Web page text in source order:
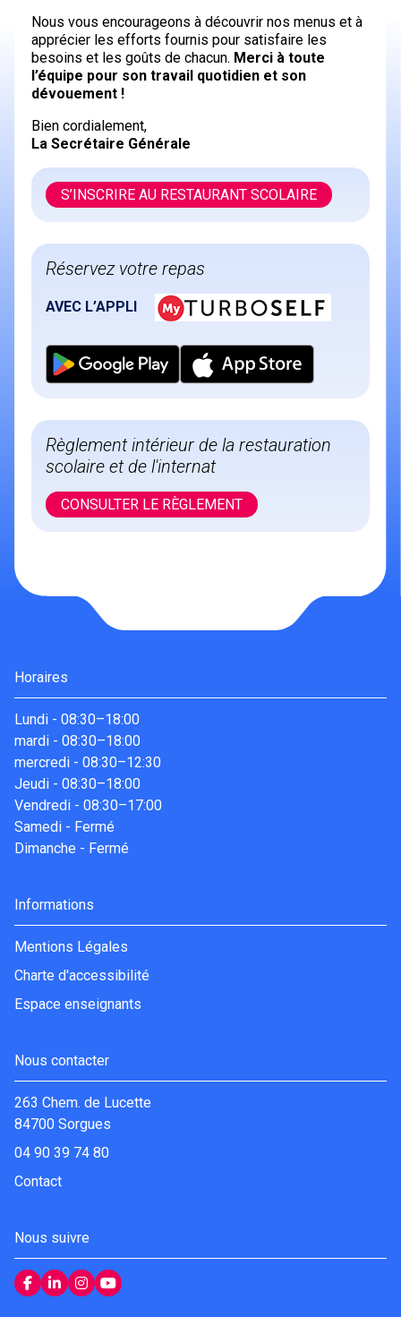
Nous vous encourageons à découvrir nos menus et à
apprécier les efforts fournis pour satisfaire les
besoins et les goûts de chacun. Merci à toute
l’équipe pour son travail quotidien et son
dévouement !
Bien cordialement,
La Secrétaire Générale
S’INSCRIRE AU RESTAURANT SCOLAIRE
Réservez votre repas
AVEC L’APPLI
Règlement intérieur de la restauration
scolaire et de l'internat
CONSULTER LE RÈGLEMENT
Horaires
Lundi - 08:30–18:00
mardi - 08:30–18:00
mercredi - 08:30–12:30
Jeudi - 08:30–18:00
Vendredi - 08:30–17:00
Samedi - Fermé
Dimanche - Fermé
Informations
Mentions Légales
Charte d'accessibilité
Espace enseignants
Nous contacter
263 Chem. de Lucette
84700 Sorgues
04 90 39 74 80
Contact
Nous suivre